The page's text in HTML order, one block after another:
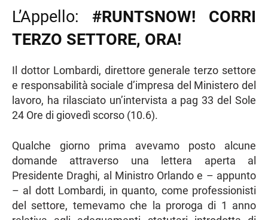
L’Appello: #RUNTSNOW! CORRI
TERZO SETTORE, ORA!
Il dottor Lombardi, direttore generale terzo settore
e responsabilità sociale d’impresa del Ministero del
lavoro, ha rilasciato un’intervista a pag 33 del Sole
24 Ore di giovedì scorso (10.6).
Qualche giorno prima avevamo posto alcune
domande attraverso una lettera aperta al
Presidente Draghi, al Ministro Orlando e – appunto
– al dott Lombardi, in quanto, come professionisti
del settore, temevamo che la proroga di 1 anno